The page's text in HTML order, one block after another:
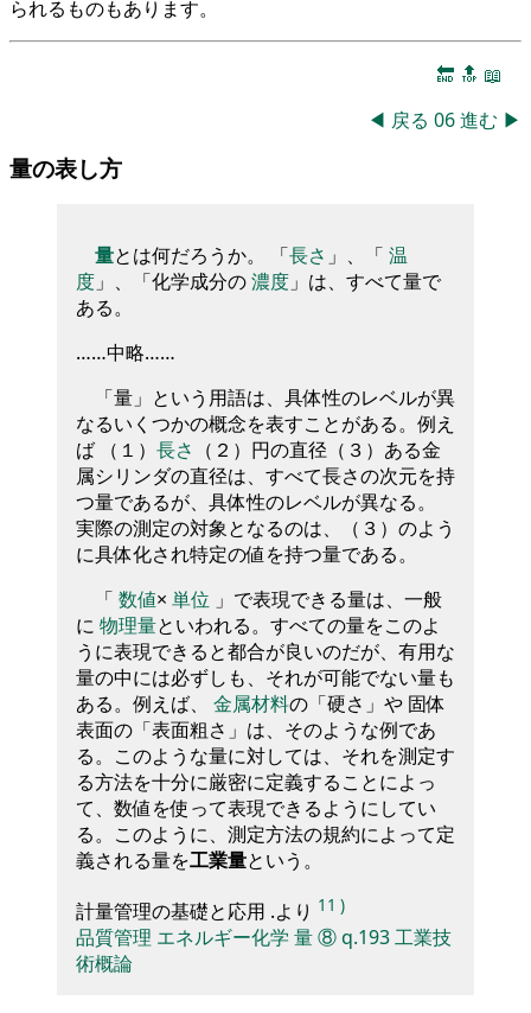
られるものもあります。
🔚 🔝 📖
◀ 戻る 06進む ▶
量の表し方
量とは何だろうか。 「長さ 」、「 温
度 」、「化学成分の濃度 」は、すべて量で
ある。
……中略……
「量」という用語は、具体性のレベルが異
なるいくつかの概念を表すことがある。例え
ば （１） 長さ （２）円の直径（３）ある金
属シリンダの直径は、すべて長さの次元を持
つ量であるが、具体性のレベルが異なる。
実際の測定の対象となるのは、（３）のよう
に具体化され特定の値を持つ量である。
「 数値× 単位 」で表現できる量は、一般
に 物理量といわれる。すべての量をこのよ
うに表現できると都合が良いのだが、有用な
量の中には必ずしも、それが可能でない量も
ある。例えば、 金属材料の「硬さ」や 固体
表面の「表面粗さ」は、そのような例であ
る。このような量に対しては、それを測定す
る方法を十分に厳密に定義することによっ
て、数値を使って表現できるようにしてい
る。このように、測定方法の規約によって定
義される量を工業量という。
計量管理の基礎と応用 .より 11 )
品質管理 エネルギー化学 量⑧q.193工業技
術概論